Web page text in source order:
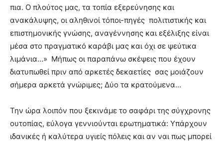
πια. Ο πλούτος μας, τα τοπία εξερεύνησης και
ανακάλυψης, οι αληθινοί τόποι-πηγές πολιτιστικής και
επιστημονικής γνώσης, αναγέννησης και εξέλιξης είναι
μέσα στο πραγματικό καράβι μας και όχι σε ψεύτικα
λιμάνια…» Μήπως οι παραπάνω σκέψεις που έχουν
διατυπωθεί πριν από αρκετές δεκαετίες σας μοιάζουν
σήμερα αρκετά γνώριμες; Δύο τα κρατούμενα…
Την ώρα λοιπόν που ξεκινάμε το σαφάρι της σύγχρονης
ουτοπίας, εύλογα γεννιούνται ερωτηματικά: Υπάρχουν
ιδανικές ή καλύτερα υγιείς πόλεις και αν ναι πως μπορεί